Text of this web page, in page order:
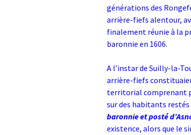
générations des
arrière-fiefs alentour,
finalement réunie à la
baronnie en 1606.
A l’instar de Suilly-la-
arrière-fiefs
territorial comprenant
sur des habitants
baronnie et posté
existence, alors que le